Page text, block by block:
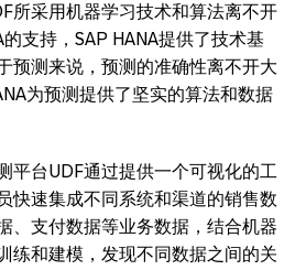
所采用机器学习技术和算法离不开
支持，SAP HANA提供了技术基
预测来说，预测的准确性离不开大
为预测提供了坚实的算法和数据
平台UDF通过提供一个可视化的工
快速集成不同系统和渠道的销售数
、支付数据等业务数据，结合机器
练和建模，发现不同数据之间的关